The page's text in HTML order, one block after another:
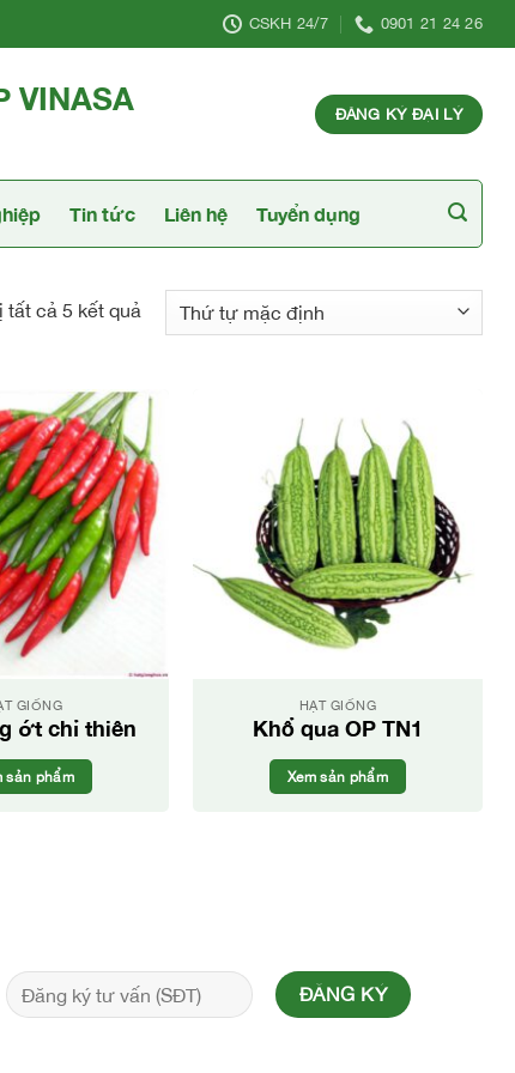
CSKH 24/7 0901 21 24 26
VINASA ĐĂNG KÝ ĐẠI LÝ
Tin tức Liên hệ Tuyển dụng
tất cả 5 kết quả
GIỐNG
ớt chỉ thiên
sản phẩm
HẠT GIỐNG
Khổ qua OP TN1
Xem sản phẩm